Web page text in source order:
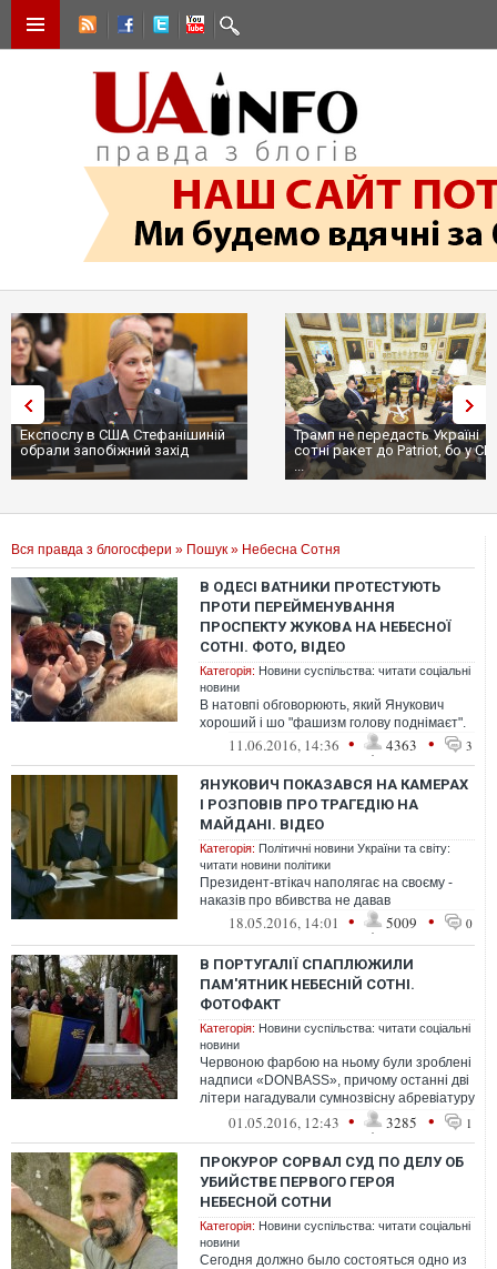
Експослу в США Стефанішиній
обрали запобіжний захід
Трамп не передасть Україні
сотні ракет до Patriot, бо у
...
Вся правда з блогосфери » Пошук » Небесна Сотня
В ОДЕСІ ВАТНИКИ ПРОТЕСТУЮТЬ
ПРОТИ ПЕРЕЙМЕНУВАННЯ
ПРОСПЕКТУ ЖУКОВА НА НЕБЕСНОЇ
СОТНІ. ФОТО, ВІДЕО
Категорія: Новини суспільства: читати соціальні
новини
В натовпі обговорюють, який Янукович
хороший і шо "фашизм голову поднімаєт".
11.06.2016, 14:36 • 4363 • 3
ЯНУКОВИЧ ПОКАЗАВСЯ НА КАМЕРАХ
І РОЗПОВІВ ПРО ТРАГЕДІЮ НА
МАЙДАНІ. ВІДЕО
Категорія: Політичні новини України та світу:
читати новини політики
Президент-втікач наполягає на своєму -
наказів про вбивства не давав
18.05.2016, 14:01 • 5009 • 0
В ПОРТУГАЛІЇ СПАПЛЮЖИЛИ
ПАМ'ЯТНИК НЕБЕСНІЙ СОТНІ.
ФОТОФАКТ
Категорія: Новини суспільства: читати соціальні
новини
Червоною фарбою на ньому були зроблені
надписи «DONBASS», причому останні дві
літери нагадували сумнозвісну абревіатуру
фашистської «SS»
01.05.2016, 12:43 • 3285 • 1
ПРОКУРОР СОРВАЛ СУД ПО ДЕЛУ ОБ
УБИЙСТВЕ ПЕРВОГО ГЕРОЯ
НЕБЕСНОЙ СОТНИ
Категорія: Новини суспільства: читати соціальні
новини
Сегодня должно было состояться одно из